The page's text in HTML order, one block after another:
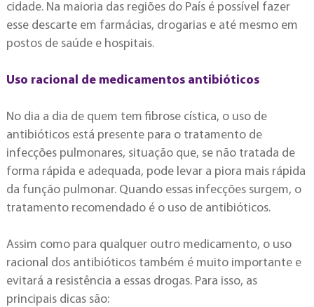
cidade. Na maioria das regiões do País é possível fazer
esse descarte em farmácias, drogarias e até mesmo em
postos de saúde e hospitais.
Uso racional de medicamentos antibióticos
No dia a dia de quem tem fibrose cística, o uso de
antibióticos está presente para o tratamento de
infecções pulmonares, situação que, se não tratada de
forma rápida e adequada, pode levar a piora mais rápida
da função pulmonar. Quando essas infecções surgem, o
tratamento recomendado é o uso de antibióticos.
Assim como para qualquer outro medicamento, o uso
racional dos antibióticos também é muito importante e
evitará a resistência a essas drogas. Para isso, as
principais dicas são: